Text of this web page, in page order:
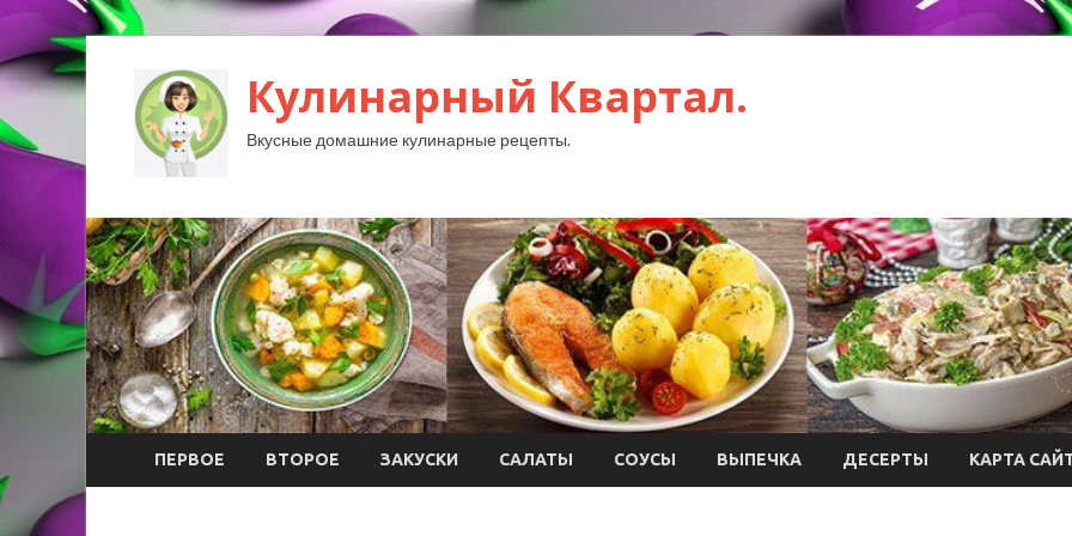
Кулинарный Квартал.
Вкусные домашние кулинарные рецепты.
ПЕРВОЕ ВТОРОЕ ЗАКУСКИ САЛАТЫ СОУСЫ ВЫПЕЧКА ДЕСЕРТЫ КАРТА